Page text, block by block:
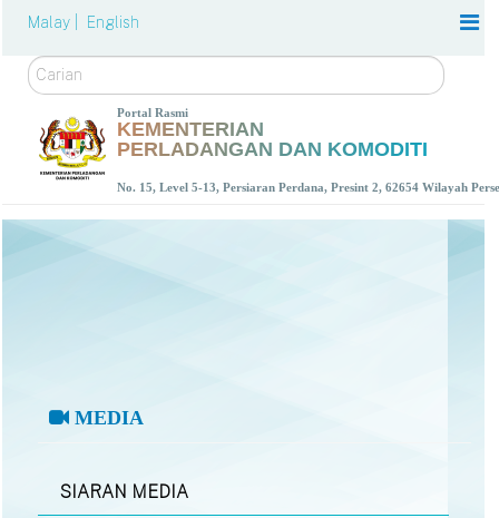
Malay | English
Carian
Portal Rasmi
KEMENTERIAN
PERLADANGAN DAN KOMODITI
No. 15, Level 5-13, Persiaran Perdana, Presint 2, 62654 Wilayah
MEDIA
SIARAN MEDIA